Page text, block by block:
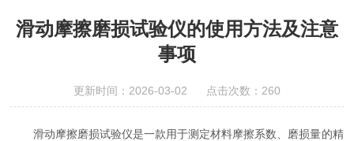
滑动摩擦磨损试验仪的使用方法及注意
事项
更新时间：2026-03-02 点击次数：260
滑动摩擦磨损试验仪是一款用于测定材料摩擦系数、磨损量的精